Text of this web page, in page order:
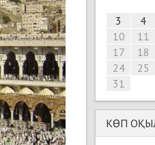
3
4
10
11
17
18
24
25
31
КӨП